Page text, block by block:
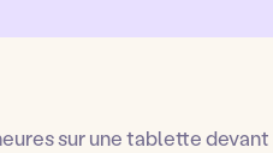
sur une tablette devant